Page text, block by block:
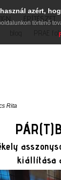
ÉPÍTÉSZET
PRAE
Rita
kiállítása
azért,
történő